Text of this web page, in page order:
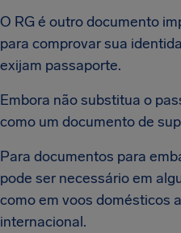
O RG é outro documento
para comprovar sua
exijam passaporte.
Embora não substitua o
como um documento de
Para documentos para
pode ser necessário em
como em voos domésticos
internacional.